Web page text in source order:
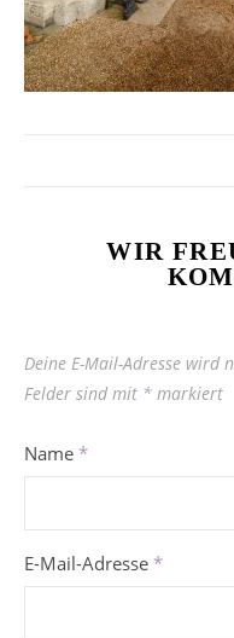
WIR
Deine E-Mail-Adresse wird
Felder sind mit * markiert
Name *
E-Mail-Adresse *